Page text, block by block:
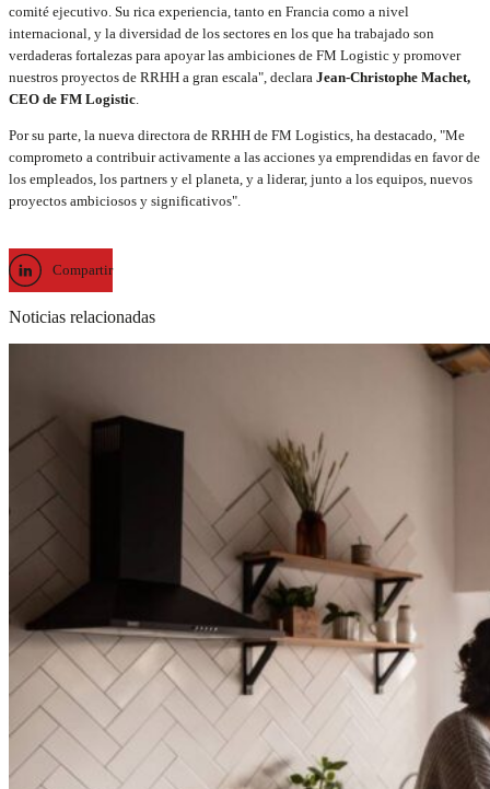
comité ejecutivo. Su rica experiencia, tanto en Francia como a nivel
internacional, y la diversidad de los sectores en los que ha trabajado son
verdaderas fortalezas para apoyar las ambiciones de FM Logistic y promover
nuestros proyectos de RRHH a gran escala", declara Jean-Christophe Machet,
CEO de FM Logistic.
Por su parte, la nueva directora de RRHH de FM Logistics, ha destacado, "Me
comprometo a contribuir activamente a las acciones ya emprendidas en favor de
los empleados, los partners y el planeta, y a liderar, junto a los equipos, nuevos
proyectos ambiciosos y significativos".
Compartir
Noticias relacionadas